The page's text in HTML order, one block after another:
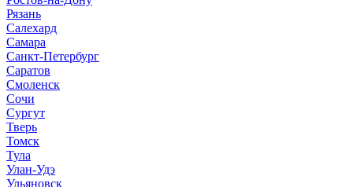
Рязань
Салехард
Самара
Санкт-Петербург
Саратов
Смоленск
Сочи
Сургут
Тверь
Томск
Тула
Улан-Удэ
Ульяновск